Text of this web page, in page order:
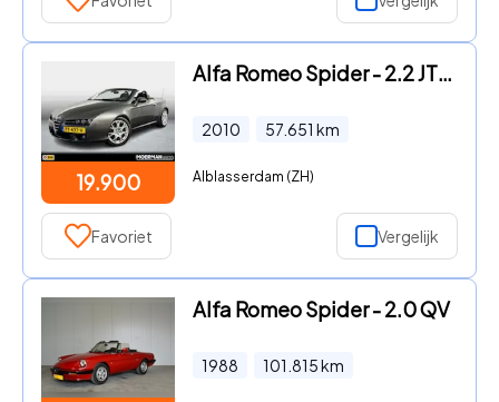
19.900
Alfa Romeo Spider - 2.2 JTS / 57.000km / Cabrio
2010 57.651 km
Alblasserdam (ZH)
Favoriet Vergelijk
Alfa Romeo Spider - 2.0 QV
1988 101.815km